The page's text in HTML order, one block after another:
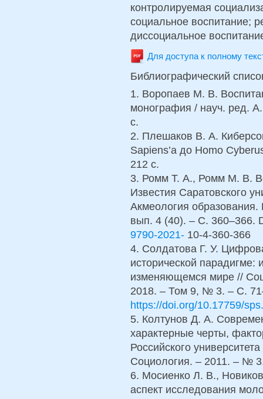
контролируемая
социальное воспитание;
диссоциальное
Для доступа к полному
Библиографический
1. Воропаев М. В.
монография / науч. ред.
с.
2. Плешаков В. А.
Sapiens’а до Homo
212 с.
3. Ромм Т. А., Ромм М. В.
Известия Саратовского
Акмеология образования.
вып. 4 (40). – С. 360–366.
9790-2021- 10-4-360-366
4. Солдатова Г. У.
исторической
изменяющемся мире //
2018. – Том 9, № 3. – С.
https://doi.org/10.17759/
5. Колтунов Д. А.
характерные черты,
Российского
Социология. – 2011. – №
6. Мосиенко Л. В.,
аспект исследования